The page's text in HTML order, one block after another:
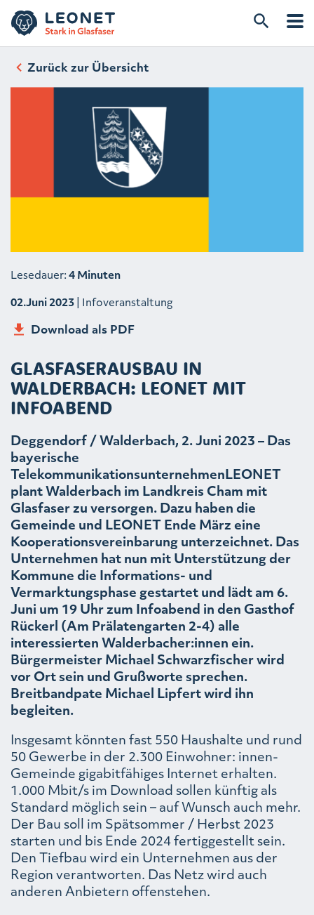
Zurück zur Übersicht
Lesedauer:4 Minuten
02.Juni 2023| Infoveranstaltung
Download als PDF
GLASFASERAUSBAU IN
WALDERBACH: LEONET MIT
INFOABEND
Deggendorf / Walderbach, 2. Juni 2023 – Das
bayerische
TelekommunikationsunternehmenLEONET
plant Walderbach im Landkreis Cham mit
Glasfaser zu versorgen. Dazu haben die
Gemeinde und LEONET Ende März eine
Kooperationsvereinbarung unterzeichnet. Das
Unternehmen hat nun mit Unterstützung der
Kommune die Informations- und
Vermarktungsphase gestartet und lädt am 6.
Juni um 19 Uhr zum Infoabend in den Gasthof
Rückerl (Am Prälatengarten 2-4) alle
interessierten Walderbacher:innen ein.
Bürgermeister Michael Schwarzfischer wird
vor Ort sein und Grußworte sprechen.
Breitbandpate Michael Lipfert wird ihn
begleiten.
Insgesamt könnten fast 550 Haushalte und rund
50 Gewerbe in der 2.300 Einwohner: innen-
Gemeinde gigabitfähiges Internet erhalten.
1.000 Mbit/s im Download sollen künftig als
Standard möglich sein – auf Wunsch auch mehr.
Der Bau soll im Spätsommer / Herbst 2023
starten und bis Ende 2024 fertiggestellt sein.
Den Tiefbau wird ein Unternehmen aus der
Region verantworten. Das Netz wird auch
anderen Anbietern offenstehen.